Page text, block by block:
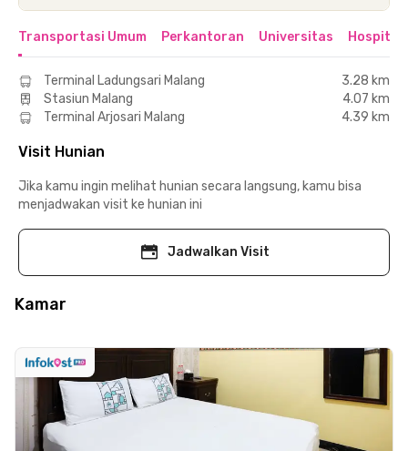
Transportasi Umum Perkantoran Universitas Hospital
Terminal Ladungsari Malang
3.28 km
Stasiun Malang
4.07 km
Terminal Arjosari Malang
4.39 km
Visit Hunian
Jika kamu ingin melihat hunian secara langsung, kamu bisa
menjadwakan visit ke hunian ini
Jadwalkan Visit
Kamar